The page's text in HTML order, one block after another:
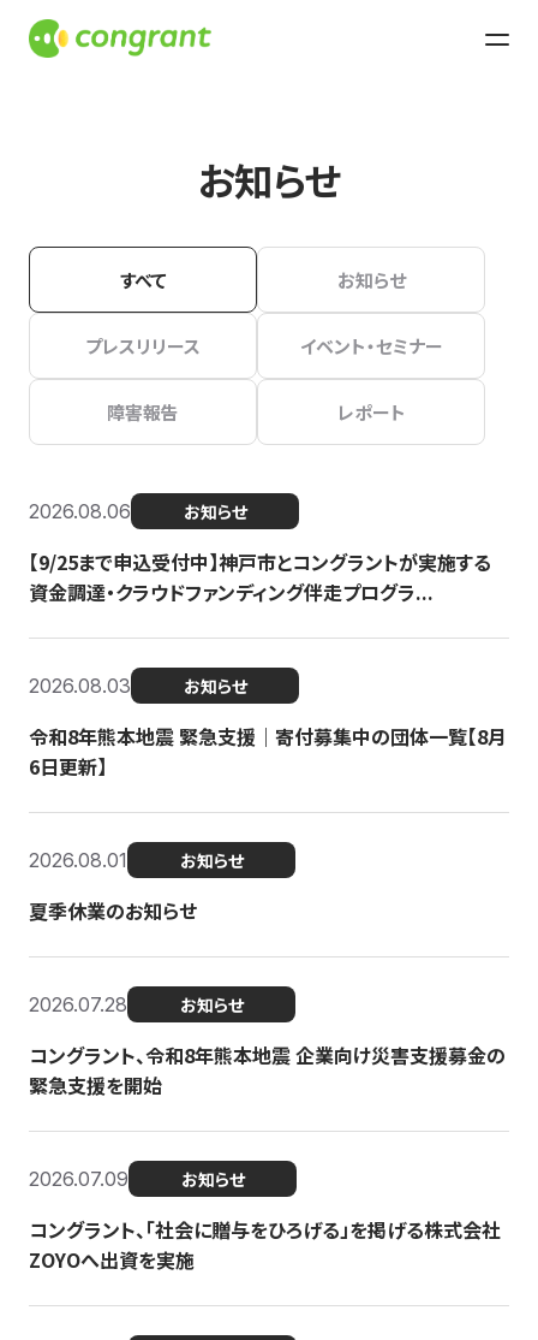
お知らせ
すべて お知らせ
プレスリリース イベント・セミナー
障害報告 レポート
2026.08.06 お知らせ
【9/25まで申込受付中】神戸市とコングラントが実施する
資金調達・クラウドファンディング伴走プログラ...
2026.08.03 お知らせ
令和8年熊本地震 緊急支援｜寄付募集中の団体一覧【8月
6日更新】
2026.08.01 お知らせ
夏季休業のお知らせ
2026.07.28 お知らせ
コングラント、令和8年熊本地震 企業向け災害支援募金の
緊急支援を開始
2026.07.09 お知らせ
コングラント、「社会に贈与をひろげる」を掲げる株式会社
ZOYOへ出資を実施